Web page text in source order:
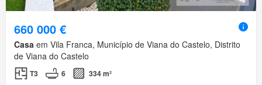
660 000 €
Casa em Vila Franca, Município de Viana do Castelo, Distrito
de Viana do Castelo
T3 6 334 m²